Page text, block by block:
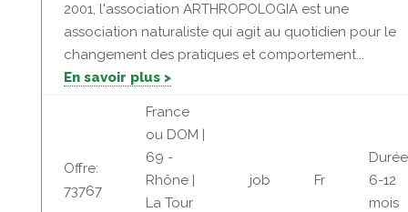
2001, l'association ARTHROPOLOGIA est une
association naturaliste qui agit au quotidien pour le
changement des pratiques et comportement...
En savoir plus >
Offre:
73767
France
ou DOM |
69 -
Rhône |
La Tour
job Fr
6-12
mois